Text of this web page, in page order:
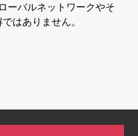
ーバルネットワークやそ
はありません。